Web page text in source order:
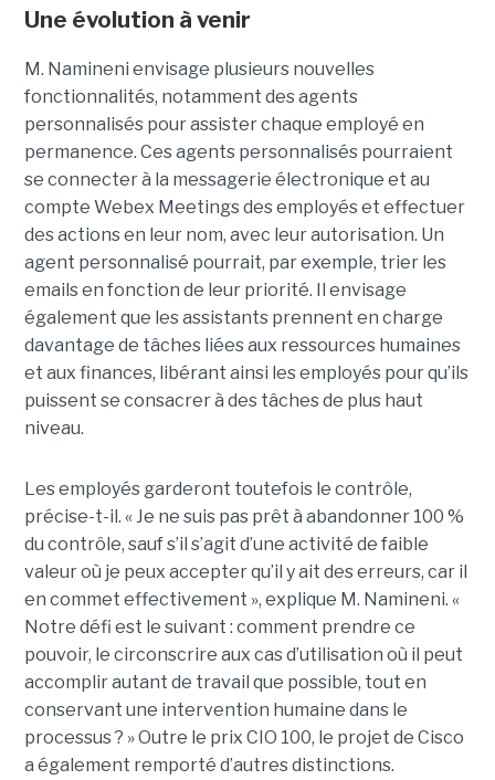
Une évolution à venir
M. Namineni envisage plusieurs nouvelles
fonctionnalités, notamment des agents
personnalisés pour assister chaque employé en
permanence. Ces agents personnalisés pourraient
se connecter à la messagerie électronique et au
compte Webex Meetings des employés et effectuer
des actions en leur nom, avec leur autorisation. Un
agent personnalisé pourrait, par exemple, trier les
emails en fonction de leur priorité. Il envisage
également que les assistants prennent en charge
davantage de tâches liées aux ressources humaines
et aux finances, libérant ainsi les employés pour qu’ils
puissent se consacrer à des tâches de plus haut
niveau.
Les employés garderont toutefois le contrôle,
précise-t-il. « Je ne suis pas prêt à abandonner 100 %
du contrôle, sauf s’il s’agit d’une activité de faible
valeur où je peux accepter qu’il y ait des erreurs, car il
en commet effectivement », explique M. Namineni. «
Notre défi est le suivant : comment prendre ce
pouvoir, le circonscrire aux cas d’utilisation où il peut
accomplir autant de travail que possible, tout en
conservant une intervention humaine dans le
processus ? »Outre le prix CIO 100, le projet de Cisco
a également remporté d’autres distinctions.